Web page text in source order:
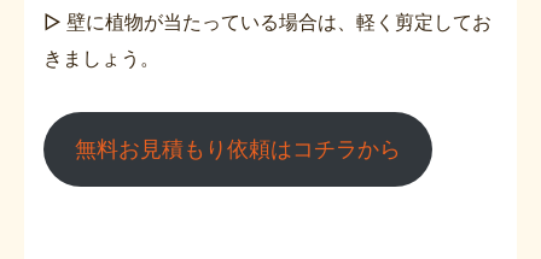
▷ 壁に植物が当たっている場合は、軽く剪定してお
きましょう。
無料お見積もり依頼はコチラから